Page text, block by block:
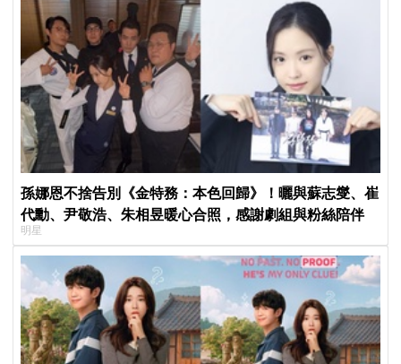
孫娜恩不捨告別《金特務：本色回歸》！曬與蘇志燮、崔
代勳、尹敬浩、朱相昱暖心合照，感謝劇組與粉絲陪伴
明星